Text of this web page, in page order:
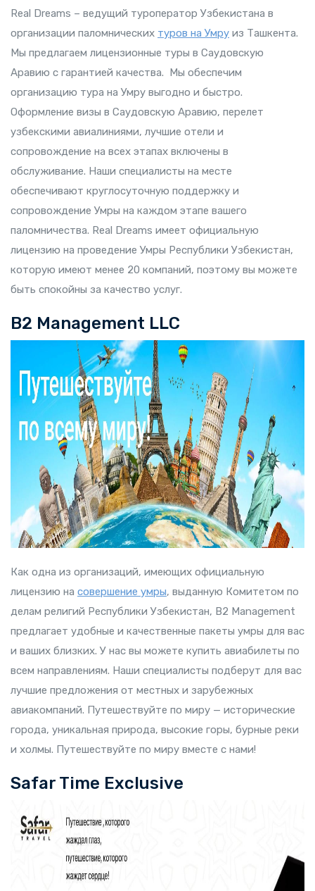
Real Dreams – ведущий туроператор Узбекистана в
организации паломнических туров на Умру из Ташкента.
Мы предлагаем лицензионные туры в Саудовскую
Аравию с гарантией качества. Мы обеспечим
организацию тура на Умру выгодно и быстро.
Оформление визы в Саудовскую Аравию, перелет
узбекскими авиалиниями, лучшие отели и
сопровождение на всех этапах включены в
обслуживание. Наши специалисты на месте
обеспечивают круглосуточную поддержку и
сопровождение Умры на каждом этапе вашего
паломничества. Real Dreams имеет официальную
лицензию на проведение Умры Республики Узбекистан,
которую имеют менее 20 компаний, поэтому вы можете
быть спокойны за качество услуг.
B2 Management LLC
Как одна из организаций, имеющих официальную
лицензию на совершение умры, выданную Комитетом по
делам религий Республики Узбекистан, B2 Management
предлагает удобные и качественные пакеты умры для вас
и ваших близких. У нас вы можете купить авиабилеты по
всем направлениям. Наши специалисты подберут для вас
лучшие предложения от местных и зарубежных
авиакомпаний. Путешествуйте по миру — исторические
города, уникальная природа, высокие горы, бурные реки
и холмы. Путешествуйте по миру вместе с нами!
Safar Time Exclusive